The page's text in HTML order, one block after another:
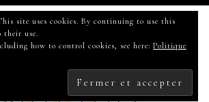
site uses cookies. By continuing to use this
their use.
how to control cookies, see here: Politique